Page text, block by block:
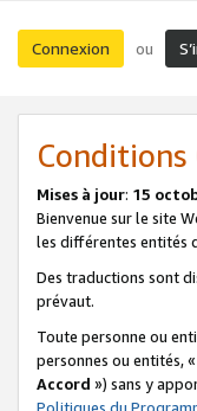
Connexion ou
Conditions
Mises à jour: 15
Bienvenue sur le site
les différentes entités
Des traductions sont
prévaut.
Toute personne ou
personnes ou entités, «
Accord ») sans y